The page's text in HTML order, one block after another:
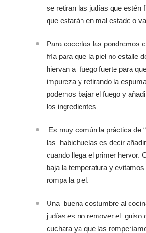
se retiran las judías que estén
que estarán en mal estado o
Para cocerlas las pondremos
fría para que la piel no estalle
hiervan a fuego fuerte para
impureza y retirando la
podemos bajar el fuego y
los ingredientes.
Es muy común la práctica de
las habichuelas es decir
cuando llega el primer hervor.
baja la temperatura y evitamos
rompa la piel.
Una buena costumbre al
judías es no remover el guiso
cuchara ya que las